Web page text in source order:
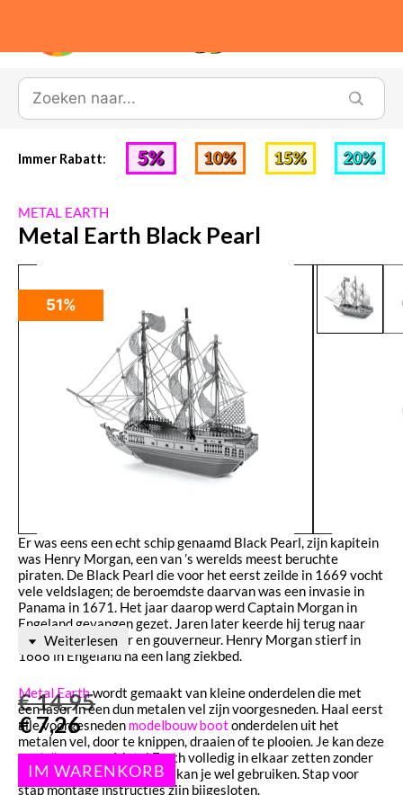
Immer Rabatt:
Er was eens een echt schip genaamd Black Pearl, zijn kapitein
was Henry Morgan, een van ’s werelds meest beruchte
piraten. De Black Pearl die voor het eerst zeilde in 1669 vocht
vele veldslagen; de beroemdste daarvan was een invasie in
Panama in 1671. Het jaar daarop werd Captain Morgan in
Engeland gevangen gezet. Jaren later keerde hij terug naar
Jamaica als rechter en gouverneur. Henry Morgan stierf in
1688 in Engeland na een lang ziekbed.
Metal Earthwordt gemaakt van kleine onderdelen die met
een laser in een dun metalen vel zijn voorgesneden. Haal eerst
alle voorgesnedenmodelbouw bootonderdelen uit het
metalen vel, door te knippen, draaien of te plooien. Je kan deze
modelbouwvan Metal Earth volledig in elkaar zetten zonder
lijm. Een punt- en kniptang kan je wel gebruiken. Stap voor
stap montage instructies zijn bijgesloten.
Weiterlesen
€14,95
€7,26
METAL EARTH
Metal Earth Black Pearl
51%